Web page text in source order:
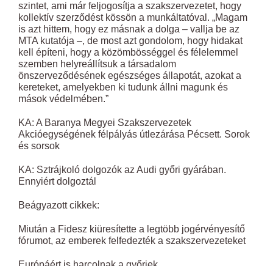
szintet, ami már feljogosítja a szakszervezetet, hogy
kollektív szerződést kössön a munkáltatóval. „Magam
is azt hittem, hogy ez másnak a dolga – vallja be az
MTA kutatója –, de most azt gondolom, hogy hidakat
kell építeni, hogy a közömbösséggel és félelemmel
szemben helyreállítsuk a társadalom
önszerveződésének egészséges állapotát, azokat a
kereteket, amelyekben ki tudunk állni magunk és
mások védelmében.”
KA: A Baranya Megyei Szakszervezetek
Akcióegységének félpályás útlezárása Pécsett. Sorok
és sorsok
KA: Sztrájkoló dolgozók az Audi győri gyárában.
Ennyiért dolgoztál
Beágyazott cikkek:
Miután a Fidesz kiüresítette a legtöbb jogérvényesítő
fórumot, az emberek felfedezték a szakszervezeteket